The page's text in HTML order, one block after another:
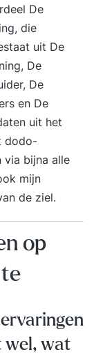
De
die
uit De
De
De
en De
uit het
dodo-
via bijna alle
mijn
de ziel.
op
wel, wat